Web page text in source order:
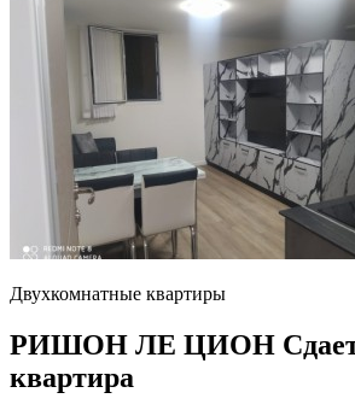
Двухкомнатные квартиры
РИШОН ЛЕ ЦИОН
квартира